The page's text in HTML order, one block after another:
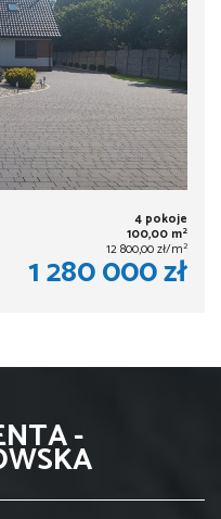
4 pokoje
100,00 m2
12 800,00 zł/m2
1 280 000 zł
-